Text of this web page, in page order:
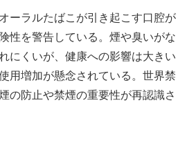
ーラルたばこが引き起こす口腔が
性を警告している。煙や臭いがな
にくいが、健康への影響は大きい
用増加が懸念されている。世界禁
の防止や禁煙の重要性が再認識さ